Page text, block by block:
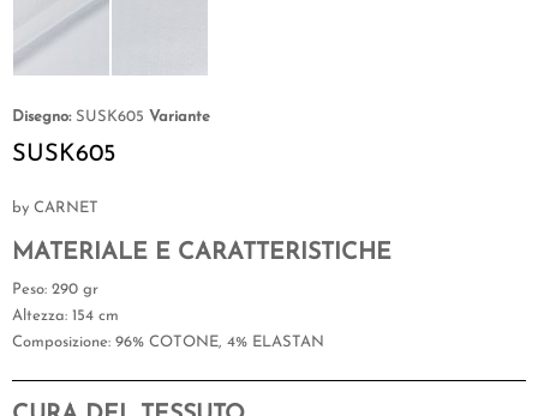
Disegno: SUSK605 Variante
SUSK605
by CARNET
MATERIALE E CARATTERISTICHE
Peso: 290 gr
Altezza: 154 cm
Composizione: 96% COTONE, 4% ELASTAN